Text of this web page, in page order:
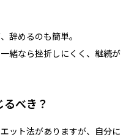
辞めるのも簡単。
緒なら挫折しにくく、継続が
べき？
ット法がありますが、自分に